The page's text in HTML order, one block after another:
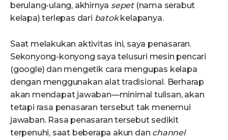
berulang-ulang, akhirnya sepet(nama serabut
kelapa) terlepas dari batokkelapanya.
Saat melakukan aktivitas ini, saya penasaran.
Sekonyong-konyong saya telusuri mesin pencari
(google) dan mengetik cara mengupas kelapa
dengan menggunakan alat tradisional. Berharap
akan mendapat jawaban—minimal tulisan, akan
tetapi rasa penasaran tersebut tak menemui
jawaban. Rasa penasaran tersebut sedikit
terpenuhi, saat beberapa akun dan channel